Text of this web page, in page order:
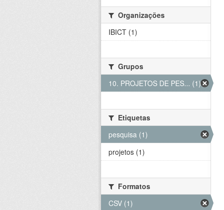
Organizações
IBICT (1)
Grupos
10. PROJETOS DE PES... (1)
Etiquetas
pesquisa (1)
projetos (1)
Formatos
CSV (1)